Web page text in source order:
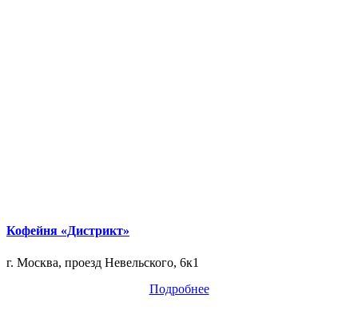
Кофейня «Дистрикт»
г. Москва, проезд Невельского, 6к1
Подробнее